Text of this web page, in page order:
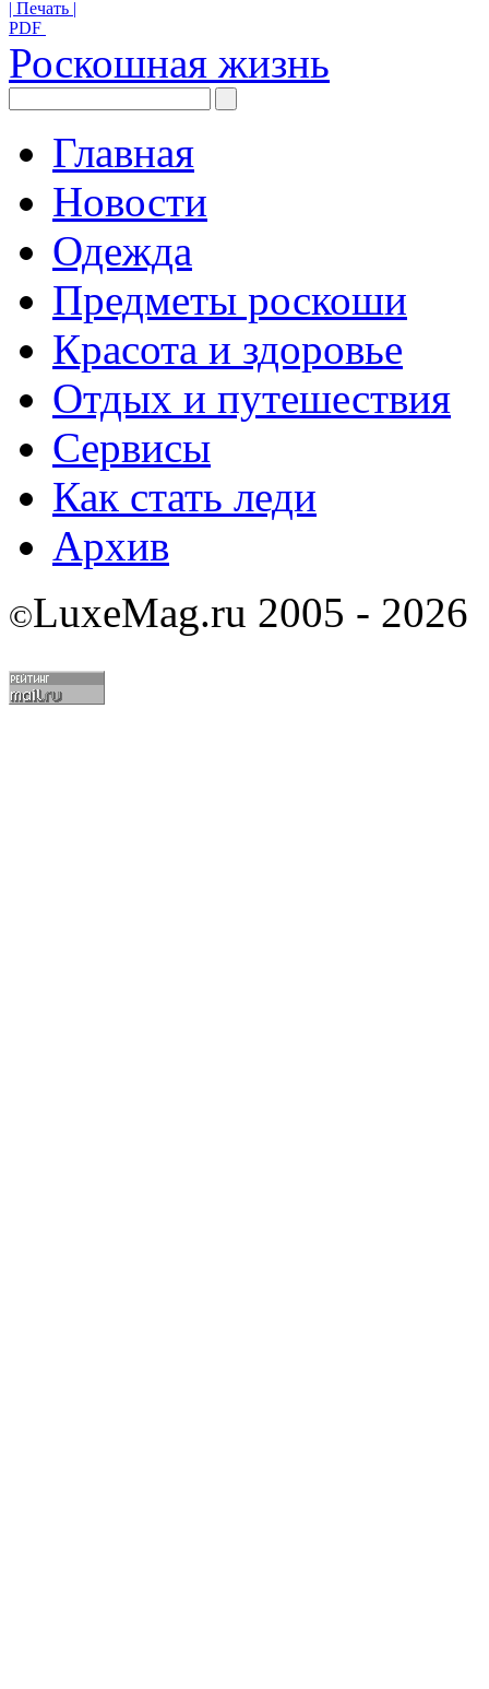
| Печать |
PDF
Роскошная жизнь
Главная
Новости
Одежда
Предметы роскоши
Красота и здоровье
Отдых и путешествия
Сервисы
Как стать леди
Архив
©LuxeMag.ru 2005 - 2026